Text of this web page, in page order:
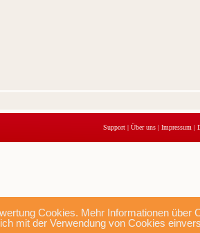
Cookies. Mehr Informationen über
mit der Verwendung von Cookies
Support | Über uns | Impressum |